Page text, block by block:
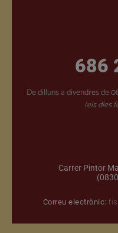
686
De dilluns a divendresde
(els dies
Carrer Pintor
Correu electrònic: